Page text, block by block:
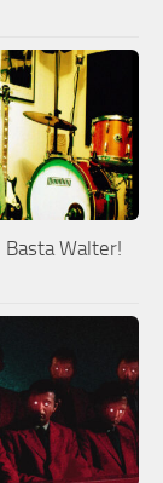
Basta Walter!